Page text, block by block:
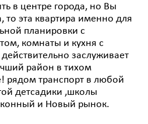
в центре города, но Вы
то эта квартира именно для
планировки с
комнаты и кухня с
заслуживает
район в тихом
рядом транспорт в любой
детсадики ,школы
и Новый рынок.